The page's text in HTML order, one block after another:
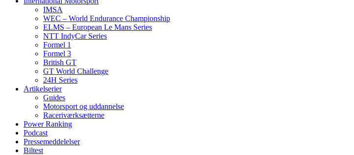
IMSA
WEC – World Endurance Championship
ELMS – European Le Mans Series
NTT IndyCar Series
Formel 1
Formel 3
British GT
GT World Challenge
24H Series
Artikelserier
Guides
Motorsport og uddannelse
Raceriværksætterne
Power Ranking
Podcast
Pressemeddelelser
Biltest